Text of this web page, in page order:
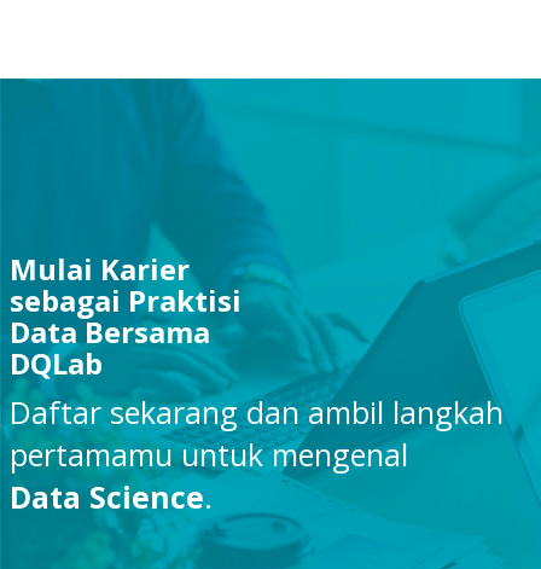
Mulai Karier
sebagai Praktisi
Data Bersama
DQLab
Daftar sekarang dan ambil langkah
pertamamu untuk mengenal
Data Science.